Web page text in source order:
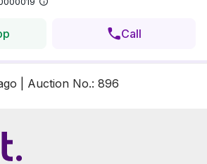
Call
Auction No.: 896